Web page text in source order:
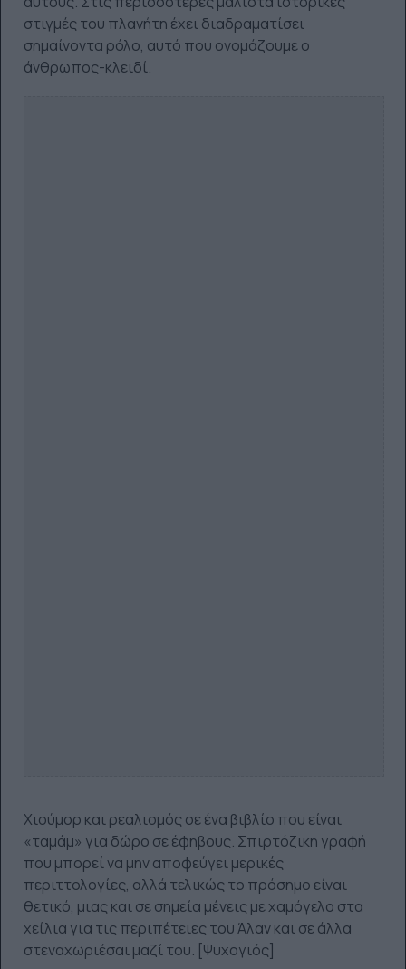
στιγμές του πλανήτη έχει διαδραματίσει
σημαίνοντα ρόλο, αυτό που ονομάζουμε ο
άνθρωπος-κλειδί.
Χιούμορ και ρεαλισμός σε ένα βιβλίο που είναι
«ταμάμ» για δώρο σε έφηβους. Σπιρτόζικη γραφή
που μπορεί να μην αποφεύγει μερικές
περιττολογίες, αλλά τελικώς το πρόσημο είναι
θετικό, μιας και σε σημεία μένεις με χαμόγελο στα
χείλια για τις περιπέτειες του Άλαν και σε άλλα
στεναχωριέσαι μαζί του. [Ψυχογιός]